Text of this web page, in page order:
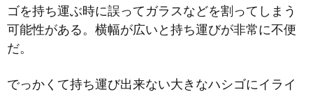
ゴを持ち運ぶ時に誤ってガラスなどを割ってしまう
可能性がある。横幅が広いと持ち運びが非常に不便
だ。
でっかくて持ち運び出来ない大きなハシゴにイライ